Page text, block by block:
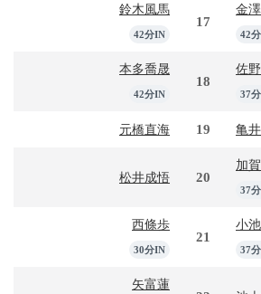
鈴木風馬
42分IN
17
金
42
本多喬晟
42分IN
18
佐
37
元橋直海 19 亀
松井成悟 20
加
37
西條歩
30分IN
21
小
37
矢富蓮